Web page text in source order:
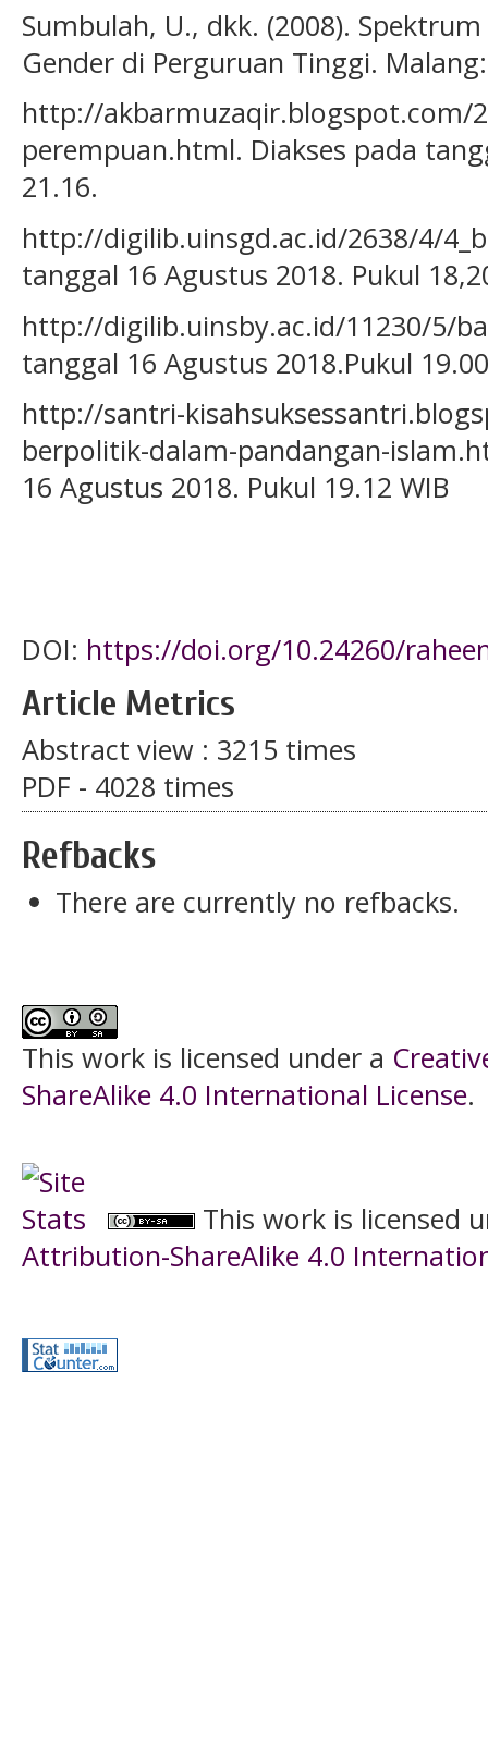
Sumbulah, U., dkk. (2008).
Gender di Perguruan Tinggi.
http://akbarmuzaqir.blogspot.com/
perempuan.html. Diakses pada
21.16.
http://digilib.uinsgd.ac.id/2638/4/
tanggal 16 Agustus 2018. Pukul
http://digilib.uinsby.ac.id/11230/5/
tanggal 16 Agustus 2018.Pukul
http://santri-
berpolitik-dalam-pandangan-
16 Agustus 2018. Pukul 19.12 WIB
DOI: https://doi.org/10.24260/
Article Metrics
Abstract view : 3215 times
PDF - 4028 times
Refbacks
There are currently no refbacks.
This work is licensed under a
ShareAlike 4.0 International License.
This work is licensed
Attribution-ShareAlike 4.0